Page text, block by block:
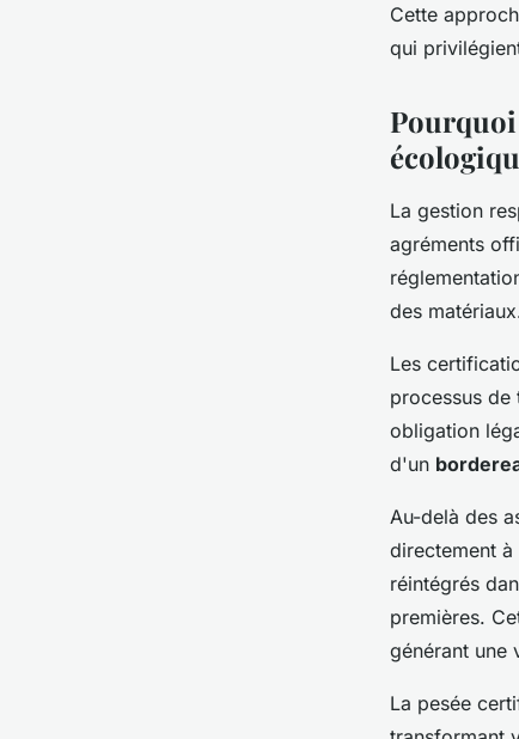
Cette
qui
La gestion
agréments
des
Les
processus de
obligation
d'un
Au-delà des
directement
réintégrés
premières.
générant une
La pesée